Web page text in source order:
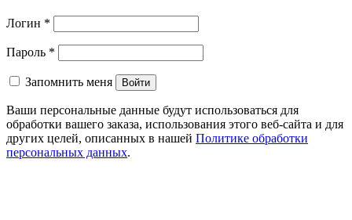
Логин *
Пароль *
Запомнить меня Войти
Ваши персональные данные будут использоваться для
обработки вашего заказа, использования этого веб-сайта и для
других целей, описанных в нашей Политике обработки
персональных данных.